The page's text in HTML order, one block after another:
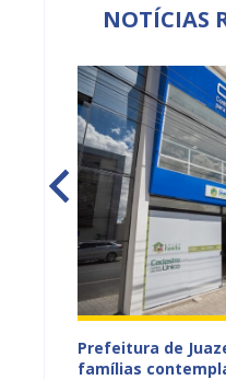
NOTÍCIAS
Prefeitura de
famílias